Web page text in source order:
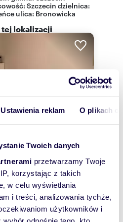
Ustawienia reklam O plikach
Twoich danych
przetwarzamy Twoje
korzystając z takich
w celu wyświetlania
i treści, analizowania tychże,
użytkowników i
Szczecin dzielnica:
ulica: Bronowicka
lokalizacji
zł/m2
zapraszam